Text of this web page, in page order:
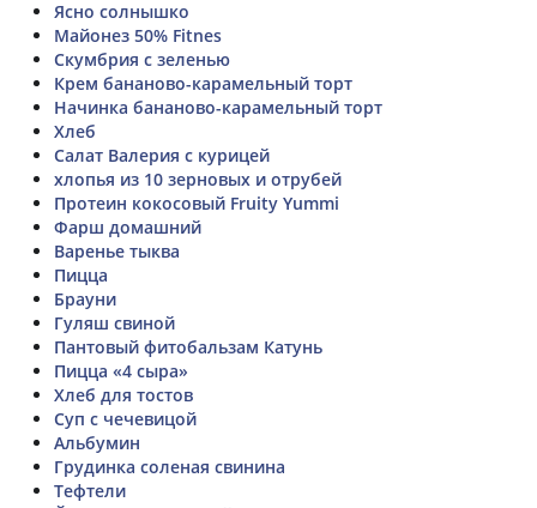
Ясно солнышко
Майонез 50% Fitnes
Скумбрия с зеленью
Крем бананово-карамельный торт
Начинка бананово-карамельный торт
Хлеб
Салат Валерия с курицей
хлопья из 10 зерновых и отрубей
Протеин кокосовый Fruity Yummi
Фарш домашний
Варенье тыква
Пицца
Брауни
Гуляш свиной
Пантовый фитобальзам Катунь
Пицца «4 сыра»
Хлеб для тостов
Суп с чечевицой
Альбумин
Грудинка соленая свинина
Тефтели